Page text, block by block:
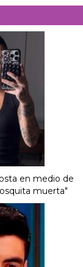
en medio de
muerta"